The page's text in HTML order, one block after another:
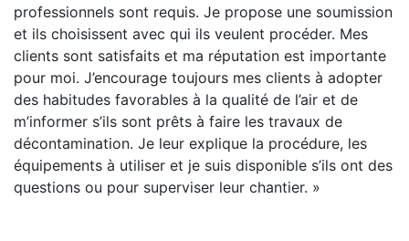
professionnels sont requis. Je propose une soumission
et ils choisissent avec qui ils veulent procéder. Mes
clients sont satisfaits et ma réputation est importante
pour moi. J’encourage toujours mes clients à adopter
des habitudes favorables à la qualité de l’air et de
m’informer s’ils sont prêts à faire les travaux de
décontamination. Je leur explique la procédure, les
équipements à utiliser et je suis disponible s’ils ont des
questions ou pour superviser leur chantier. »